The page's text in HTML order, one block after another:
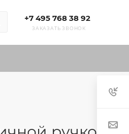
+7 495 768 38 92
ЗАКАЗАТЬ ЗВОНОК